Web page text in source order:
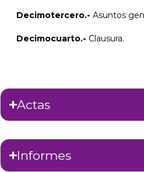
Decimotercero.- Asuntos
Decimocuarto.- Clausura.
Actas
Informes